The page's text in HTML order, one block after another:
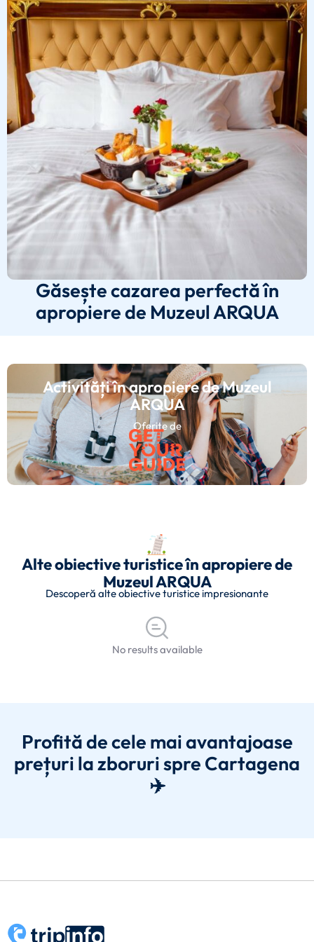
Găsește cazarea perfectă în
apropiere de Muzeul ARQUA
Activități în apropiere de Muzeul
ARQUA
Oferite de
Alte obiective turistice în apropiere de
Muzeul ARQUA
Descoperă alte obiective turistice impresionante
No results available
Profită de cele mai avantajoase
prețuri la zboruri spre Cartagena
✈️